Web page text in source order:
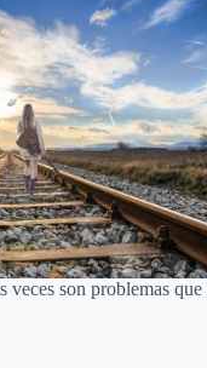
son problemas